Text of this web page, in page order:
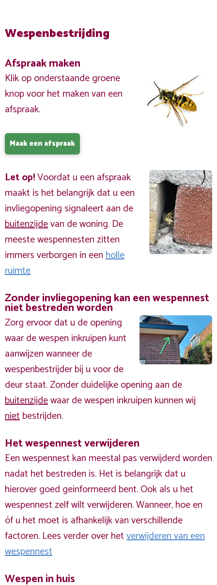
Wespenbestrijding
Afspraak maken
Klik op onderstaande groene
knop voor het maken van een
afspraak.
Maak een afspraak
Let op!Voordat u een afspraak
maakt is het belangrijk dat u een
invliegopening signaleert aan de
buitenzijdevan de woning. De
meeste wespennesten zitten
immers verborgen in eenholle
ruimte
Zonder invliegopening kan een wespennest
niet bestreden worden
Zorg ervoor dat u de opening
waar de wespen inkruipen kunt
aanwijzen wanneer de
wespenbestrijder bij u voor de
deur staat. Zonder duidelijke opening aan de
buitenzijdewaar de wespen inkruipen kunnen wij
nietbestrijden.
Het wespennest verwijderen
Een wespennest kan meestal pas verwijderd worden
nadat het bestreden is. Het is belangrijk dat u
hierover goed geinformeerd bent. Ook als u het
wespennest zelf wilt verwijderen. Wanneer, hoe en
óf u het moet is afhankelijk van verschillende
factoren. Lees verder over hetverwijderen van een
wespennest
Wespen in huis